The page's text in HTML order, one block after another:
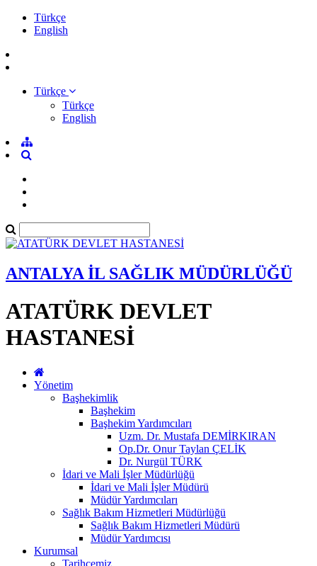
Türkçe
English
Türkçe
Türkçe
English
ANTALYA İL SAĞLIK MÜDÜRLÜĞÜ
ATATÜRK DEVLET
HASTANESİ
Yönetim
Başhekimlik
Başhekim
Başhekim Yardımcıları
Uzm. Dr. Mustafa DEMİRKIRAN
Op.Dr. Onur Taylan ÇELİK
Dr. Nurgül TÜRK
İdari ve Mali İşler Müdürlüğü
İdari ve Mali İşler Müdürü
Müdür Yardımcıları
Sağlık Bakım Hizmetleri Müdürlüğü
Sağlık Bakım Hizmetleri Müdürü
Müdür Yardımcısı
Kurumsal
Tarihçemiz